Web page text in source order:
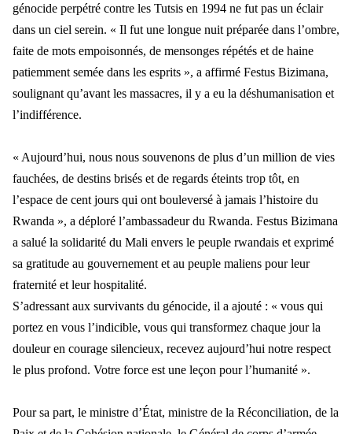
génocide perpétré contre les Tutsis en 1994 ne fut pas un éclair
dans un ciel serein. « Il fut une longue nuit préparée dans l’ombre,
faite de mots empoisonnés, de mensonges répétés et de haine
patiemment semée dans les esprits », a affirmé Festus Bizimana,
soulignant qu’avant les massacres, il y a eu la déshumanisation et
l’indifférence.
« Aujourd’hui, nous nous souvenons de plus d’un million de vies
fauchées, de destins brisés et de regards éteints trop tôt, en
l’espace de cent jours qui ont bouleversé à jamais l’histoire du
Rwanda », a déploré l’ambassadeur du Rwanda. Festus Bizimana
a salué la solidarité du Mali envers le peuple rwandais et exprimé
sa gratitude au gouvernement et au peuple maliens pour leur
fraternité et leur hospitalité.
S’adressant aux survivants du génocide, il a ajouté : « vous qui
portez en vous l’indicible, vous qui transformez chaque jour la
douleur en courage silencieux, recevez aujourd’hui notre respect
le plus profond. Votre force est une leçon pour l’humanité ».
Pour sa part, le ministre d’État, ministre de la Réconciliation, de la